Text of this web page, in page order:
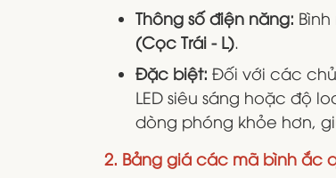
Thông số điện năng:
(Cọc Trái - L).
Đặc biệt: Đối với các
LED siêu sáng hoặc độ
dòng phóng khỏe hơn,
2. Bảng giá các mã bình ắc